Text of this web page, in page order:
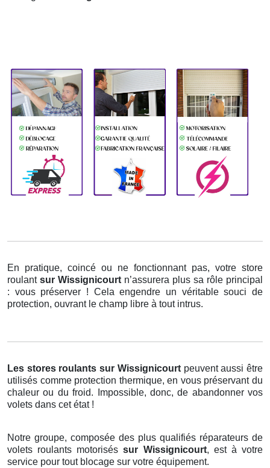
En pratique, coincé ou ne fonctionnant pas, votre store
roulant sur Wissignicourt n’assurera plus sa rôle principal
: vous préserver ! Cela engendre un véritable souci de
protection, ouvrant le champ libre à tout intrus.
Les stores roulants sur Wissignicourt peuvent aussi être
utilisés comme protection thermique, en vous préservant du
chaleur ou du froid. Impossible, donc, de abandonner vos
volets dans cet état !
Notre groupe, composée des plus qualifiés réparateurs de
volets roulants motoriséssur Wissignicourt, est à votre
service pour tout blocage sur votre équipement.